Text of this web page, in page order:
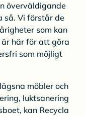
överväldigande
så. Vi förstår de
som kan
här för att göra
som möjligt
möbler och
luktsanering
kan Recycla